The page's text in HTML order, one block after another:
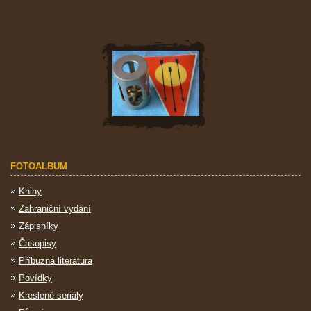
FOTOALBUM
Knihy
Zahraniční vydání
Zápisníky
Časopisy
Příbuzná literatura
Povídky
Kreslené seriály